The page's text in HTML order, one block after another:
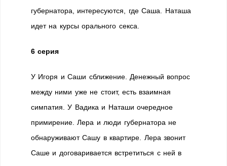
губернатора, интересуются, где Саша. Наташа
идет на курсы орального секса.
6 серия
У Игоря и Саши сближение. Денежный вопрос
между ними уже не стоит, есть взаимная
симпатия. У Вадика и Наташи очередное
примирение. Лера и люди губернатора не
обнаруживают Сашу в квартире. Лера звонит
Саше и договаривается встретиться с ней в